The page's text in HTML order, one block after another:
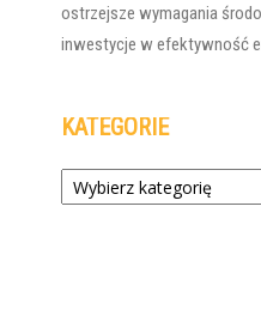
ostrzejsze wymagania
inwestycje w efektywność
KATEGORIE
Kategorie